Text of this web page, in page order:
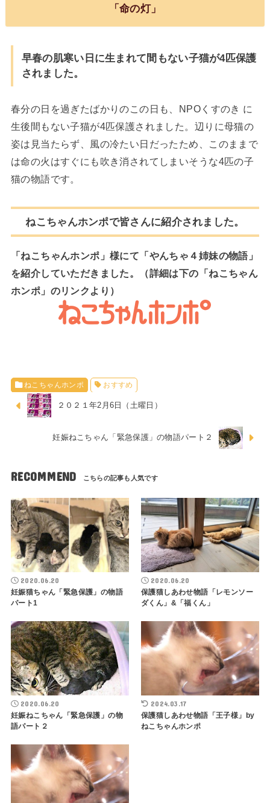
「命の灯」
早春の肌寒い日に生まれて間もない子猫が4匹保護
されました。
春分の日を過ぎたばかりのこの日も、NPOくすのき に
生後間もない子猫が4匹保護されました。辺りに母猫の
姿は見当たらず、風の冷たい日だったため、このままで
は命の火はすぐにも吹き消されてしまいそうな4匹の子
猫の物語です。
ねこちゃんホンポで皆さんに紹介されました。
「ねこちゃんホンポ」様にて「やんちゃ４姉妹の物語」
を紹介していただきました。（詳細は下の「ねこちゃん
ホンポ」のリンクより）
ねこちゃんホンポ おすすめ
２０２１年2月6日（土曜日）
妊娠ねこちゃん「緊急保護」の物語パート２
RECOMMEND
2020.06.20
妊娠猫ちゃん「緊急保護」の物語
パート1
2020.06.20
保護猫しあわせ物語「レモンソー
ダくん」&「福くん」
2020.06.20
妊娠ねこちゃん「緊急保護」の物
語パート２
2024.03.17
保護猫しあわせ物語「王子様」by
ねこちゃんホンポ